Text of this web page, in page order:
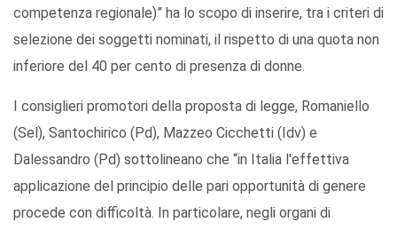
competenza regionale)” ha lo scopo di inserire, tra i criteri di
selezione dei soggetti nominati, il rispetto di una quota non
inferiore del 40 per cento di presenza di donne.
I consiglieri promotori della proposta di legge, Romaniello
(Sel), Santochirico (Pd), Mazzeo Cicchetti (Idv) e
Dalessandro (Pd) sottolineano che “in Italia l'effettiva
applicazione del principio delle pari opportunità di genere
procede con difficoltà. In particolare, negli organi di